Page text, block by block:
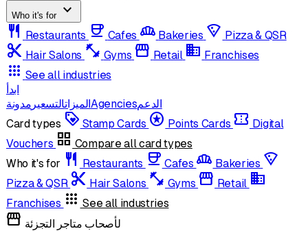
Who it's for expand_more
restaurant Restaurants coffee Cafes bakery_dining Bakeries local_pizza Pizza & QSR
content_cut Hair Salons fitness_center Gyms storefront Retail domain Franchises
apps See all industries
ابدأ
الميزاتالتسعير مدونة Agenciesالدعم
Card types loyalty Stamp Cards stars Points Cards confirmation_number Digital
Vouchers grid_view Compare all card types
Who it's for restaurant Restaurants coffee Cafes bakery_dining Bakeries local_pizza
Pizza & QSR content_cut Hair Salons fitness_center Gyms storefront Retail domain
Franchises apps See all industries
storefront لأصحاب متاجر التجزئة